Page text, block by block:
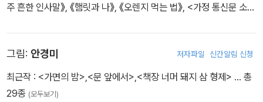
주 흔한 인사말》, 《햄릿과 나》, 《오렌지 먹는 법》, <가정 통신문 소동
책으로는 《토끼가 되었어》, 《오늘의 개, 새》 등이 있습니다. 제5회 창
원아동문학상, 제54회 한국출판문화상을 받았습니다.
그림: 안경미 저자파일 신간알림 신청
최근작 : <가면의 밤>,<문 앞에서>,<책장 너머 돼지 삼 형제> … 총
29종 (모두보기)